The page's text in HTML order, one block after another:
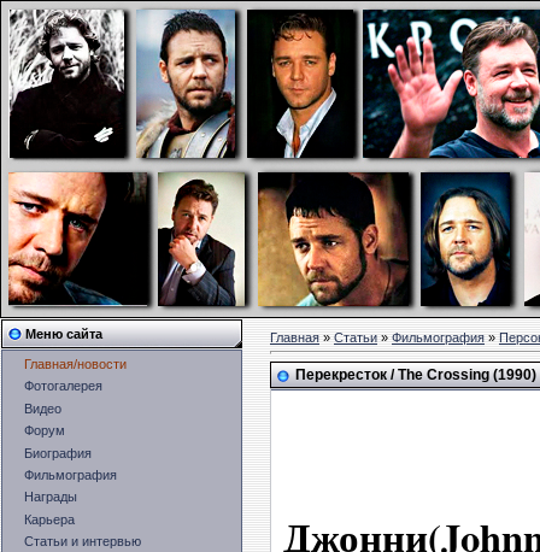
Меню сайта
Главная/новости
Фотогалерея
Видео
Форум
Биография
Фильмография
Награды
Карьера
Статьи и интервью
Главная»Статьи»Фильмография»
Перекресток / The Crossing (1990)